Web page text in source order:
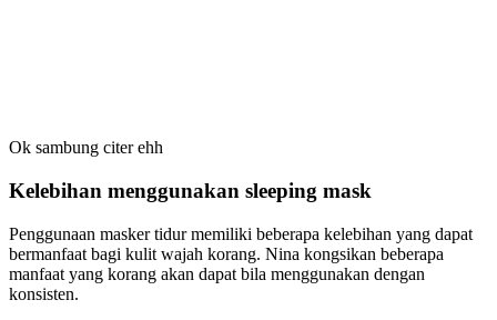
Ok sambung citer ehh
Kelebihan menggunakan sleeping mask
Penggunaan masker tidur memiliki beberapa kelebihan yang dapat
bermanfaat bagi kulit wajah korang. Nina kongsikan beberapa
manfaat yang korang akan dapat bila menggunakan dengan
konsisten.